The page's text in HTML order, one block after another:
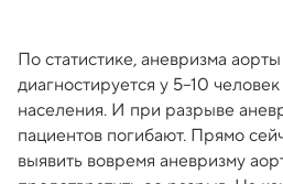
По статистике, аневризма
диагностируется у 5–10
населения. И при разрыве
пациентов погибают. Прямо
выявить вовремя аневризму